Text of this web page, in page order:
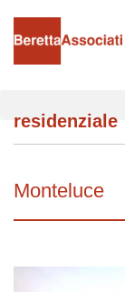
residenziale
Monteluce